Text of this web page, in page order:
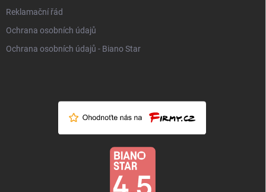
Reklamační řád
Ochrana osobních údajů
Ochrana osobních údajů - Biano Star